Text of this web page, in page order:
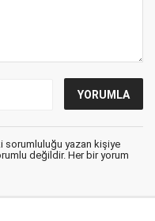
sorumluluğu yazan kişiye
değildir. Her bir yorum